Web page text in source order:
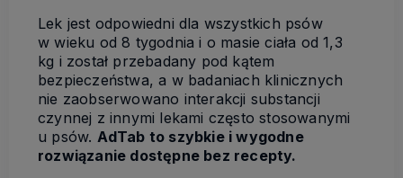
Lek jest odpowiedni dla wszystkich psów
w wieku od 8 tygodnia i o masie ciała od 1,3
kg i został przebadany pod kątem
bezpieczeństwa, a w badaniach klinicznych
nie zaobserwowano interakcji substancji
czynnej z innymi lekami często stosowanymi
u psów. AdTab to szybkie i wygodne
rozwiązanie dostępne bez recepty.